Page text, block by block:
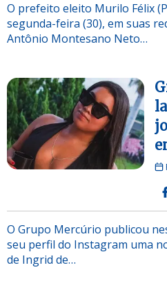
O prefeito eleito Murilo Félix
segunda-feira (30), em suas
Antônio Montesano Neto…
O Grupo Mercúrio publicou
seu perfil do Instagram uma
de Ingrid de…